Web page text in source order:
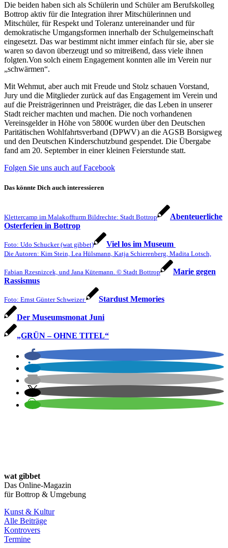
Die beiden haben sich als Schülerin und Schüler am Berufskolleg
Bottrop aktiv für die Integration ihrer Mitschülerinnen und
Mitschüler, für Respekt und Toleranz untereinander und für
demokratische Umgangsformen innerhalb der Schulgemeinschaft
eingesetzt. Das war bestimmt nicht immer einfach für sie, aber sie
waren so davon überzeugt und so mitreißend, dass viele ihnen
folgten.Von solch einem Engagement konnten alle im Verein nur
„schwärmen“.
Mit Wehmut, aber auch mit Freude und Stolz schauen Vorstand,
Jury und die Mitglieder zurück auf das Engagement im Verein und
auf die Preisträgerinnen und Preisträger, die das Leben in unserer
Stadt reicher machten und machen. Die noch vorhandenen
Vereinsgelder in Höhe von 5800€ wurden über den Deutschen
Paritätischen Wohlfahrtsverband (DPWV) an die AGSB Borsigweg
und den Deutschen Kinderschutzbund gespendet. Die Übergabe
fand am 20. September in einer kleinen Feierstunde statt.
Folgen Sie uns auch auf Facebook
Das könnte Dich auch interessieren
Klettercamp im Malakoffturm Bildrechte: Stadt Bottrop
Abenteuerliche
Osterferien in Bottrop
Foto: Udo Schucker (wat gibbet) Viel los im Museum
Die Autoren: Kim Stein, Lea Hülsmann, Katja Schierenberg, Madita Lotsch,
Fabian Rzesnizcek, und Jana Kütemann. © Stadt Bottrop
Marie gegen
Rassismus
Foto: Ernst Günter Schweizer Stardust Memories
Der Museumsmonat Juni
„GRÜN – OHNE TITEL“
wat gibbet
Das Online-Magazin
für Bottrop & Umgebung
Kunst & Kultur
Alle Beiträge
Kontrovers
Termine